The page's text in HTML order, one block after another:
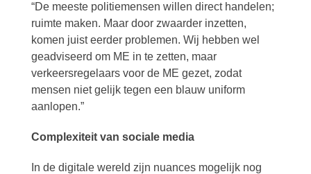
“De meeste politiemensen willen direct handelen;
ruimte maken. Maar door zwaarder inzetten,
komen juist eerder problemen. Wij hebben wel
geadviseerd om ME in te zetten, maar
verkeersregelaars voor de ME gezet, zodat
mensen niet gelijk tegen een blauw uniform
aanlopen.”
Complexiteit van sociale media
In de digitale wereld zijn nuances mogelijk nog